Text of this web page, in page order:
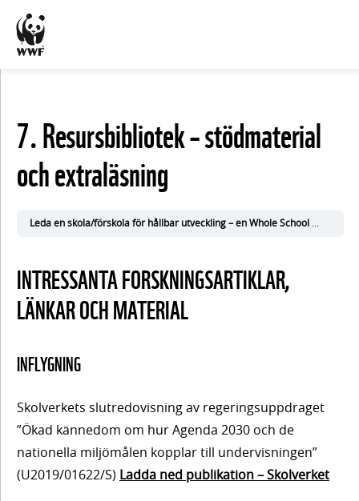
Visa
– att
starta
arbetet
på skolan
Innehåll
2.
7. Resursbibliotek – stödmaterial
och extraläsning
INTRESSANTA FORSKNINGSARTIKLAR,
LÄNKAR OCH MATERIAL
INFLYGNING
Skolverkets slutredovisning av regeringsuppdraget
”Ökad kännedom om hur Agenda 2030 och de
nationella miljömålen kopplar till undervisningen”
(U2019/01622/S) Ladda ned publikation – Skolverket